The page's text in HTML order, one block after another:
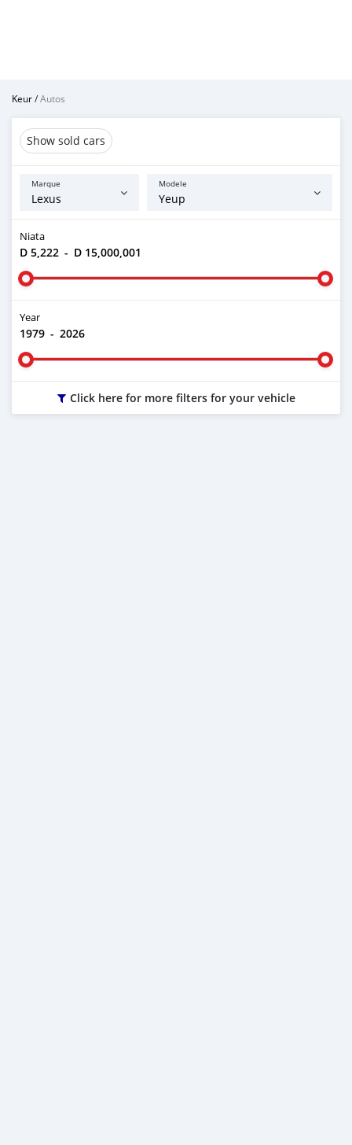
Keur/Autos
Show sold cars
Marque Modele
Niata
D 5,222 - D 15,000,001
Year
1979 - 2026
Click here for more filters for your vehicle